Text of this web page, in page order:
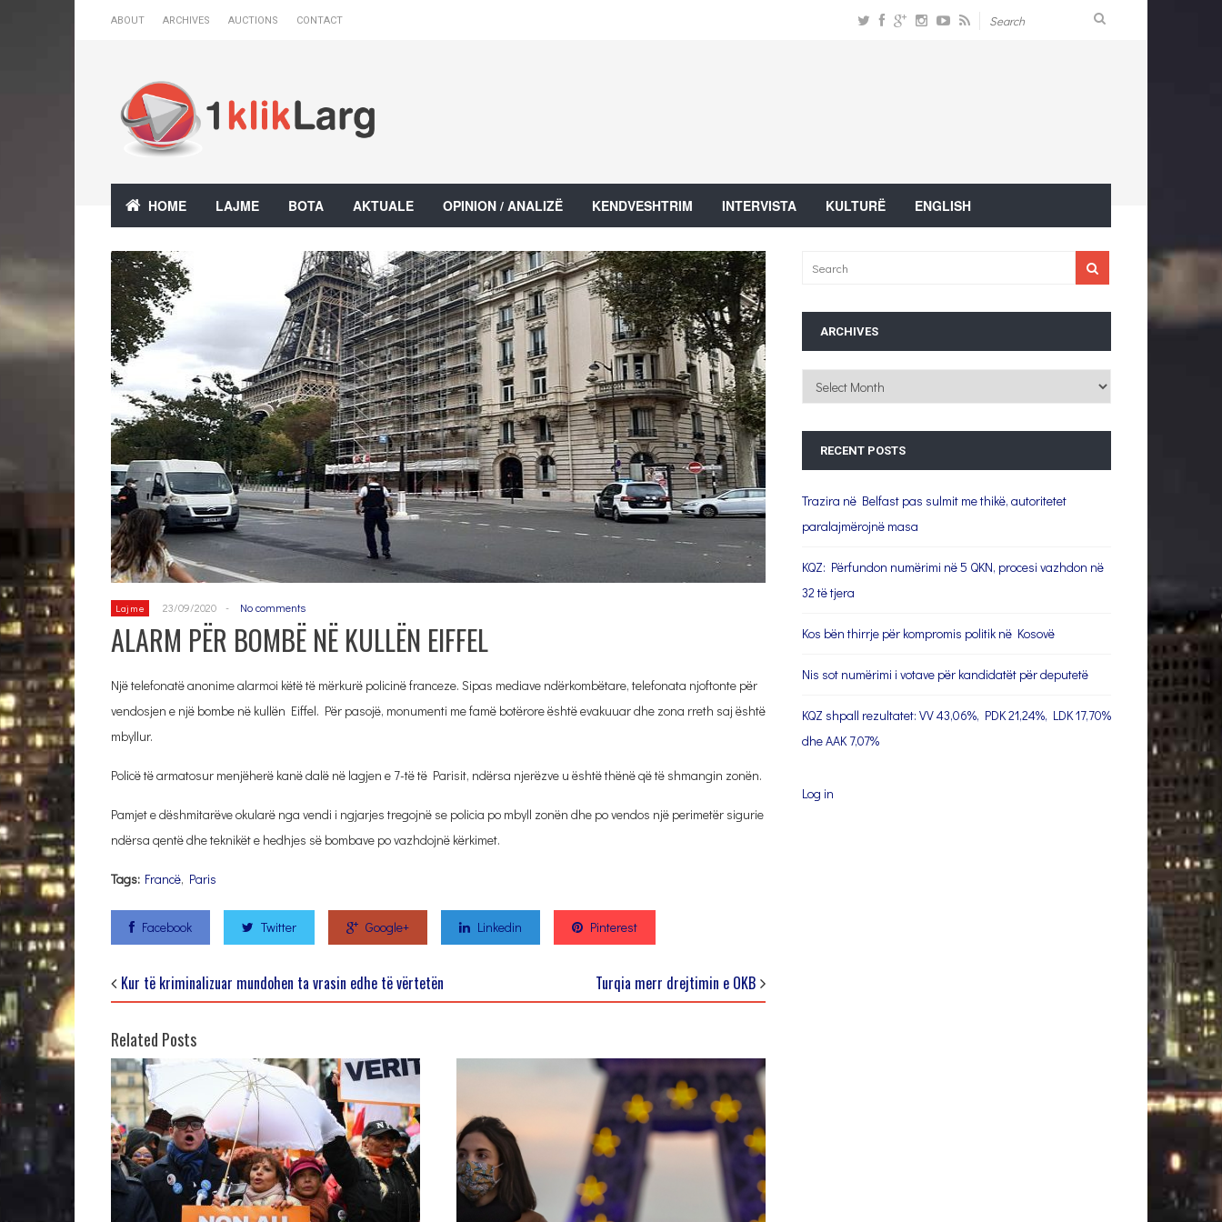
ABOUT ARCHIVES AUCTIONS CONTACT
HOME LAJME BOTA AKTUALE OPINION / ANALIZË KENDVESHTRIM INTERVISTA KULTURË ENGLISH
Lajme 23/09/2020 - No comments
ALARM PËR BOMBË NË KULLËN EIFFEL
Një telefonatë anonime alarmoi këtë të mërkurë policinë franceze. Sipas mediave ndërkombëtare, telefonata njoftonte për
vendosjen e një bombe në kullën Eiffel. Për pasojë, monumenti me famë botërore është evakuuar dhe zona rreth saj është
mbyllur.
Policë të armatosur menjëherë kanë dalë në lagjen e 7-të të Parisit, ndërsa njerëzve u është thënë që të shmangin zonën.
Pamjet e dëshmitarëve okularë nga vendi i ngjarjes tregojnë se policia po mbyll zonën dhe po vendos një perimetër sigurie
ndërsa qentë dhe teknikët e hedhjes së bombave po vazhdojnë kërkimet.
Tags: Francë, Paris
Facebook Twitter Google+ Linkedin Pinterest
Kur të kriminalizuar mundohen ta vrasin edhe të vërtetën Turqia merr drejtimin e OKB
Related Posts
ARCHIVES
Archives
RECENT POSTS
Trazira në Belfast pas sulmit me thikë, autoritetet
paralajmërojnë masa
KQZ: Përfundon numërimi në 5 QKN, procesi vazhdon në
32 të tjera
Kos bën thirrje për kompromis politik në Kosovë
Nis sot numërimi i votave për kandidatët për deputetë
KQZ shpall rezultatet: VV 43,06%, PDK 21,24%, LDK 17,70%
dhe AAK 7,07%
Log in